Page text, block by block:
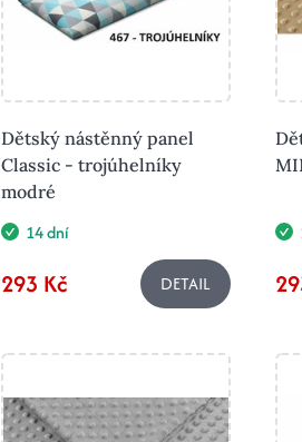
Dětský nástěnný panel
Classic - trojúhelníky
modré
14 dní
293 Kč DETAIL